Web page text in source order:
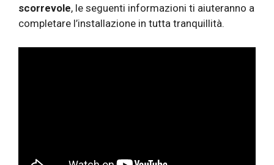
scorrevole, le seguenti informazioni ti aiuteranno a
completare l’installazione in tutta tranquillità.